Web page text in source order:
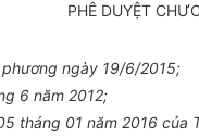
PHÊ DUYỆT
phương ngày 19/6/2015;
6 năm 2012;
tháng 01 năm 2016 của